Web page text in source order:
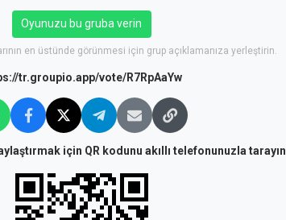
Oyunuzu bu gruba verin
en üstünde görünmesi için grup açıklamanıza yerleştirin.
tr.groupio.app/vote/R7RpAaYw
için QR kodunu akıllı telefonunuzla tarayın